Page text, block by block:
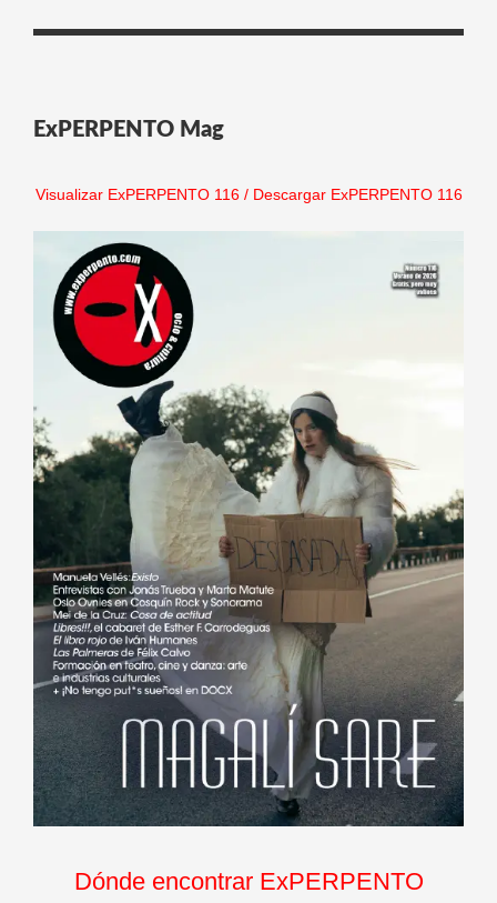
ExPERPENTO Mag
Visualizar ExPERPENTO 116/ Descargar ExPERPENTO 116
Dónde encontrar ExPERPENTO